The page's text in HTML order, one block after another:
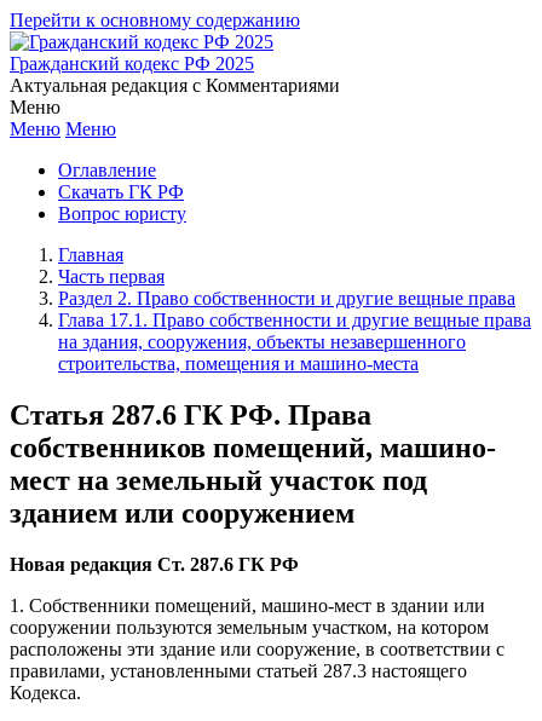
Перейти к основному содержанию
Гражданский кодекс РФ 2025
Актуальная редакция с Комментариями
Меню
Меню Меню
Оглавление
Скачать ГК РФ
Вопрос юристу
Главная
Часть первая
Раздел 2. Право собственности и другие вещные права
Глава 17.1. Право собственности и другие вещные права
на здания, сооружения, объекты незавершенного
строительства, помещения и машино-места
Статья 287.6 ГК РФ. Права
собственников помещений, машино-
мест на земельный участок под
зданием или сооружением
Новая редакция Ст. 287.6 ГК РФ
1. Собственники помещений, машино-мест в здании или
сооружении пользуются земельным участком, на котором
расположены эти здание или сооружение, в соответствии с
правилами, установленными статьей 287.3 настоящего
Кодекса.